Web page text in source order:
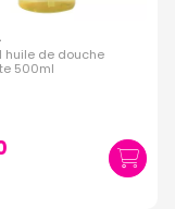
huile de douche
500ml